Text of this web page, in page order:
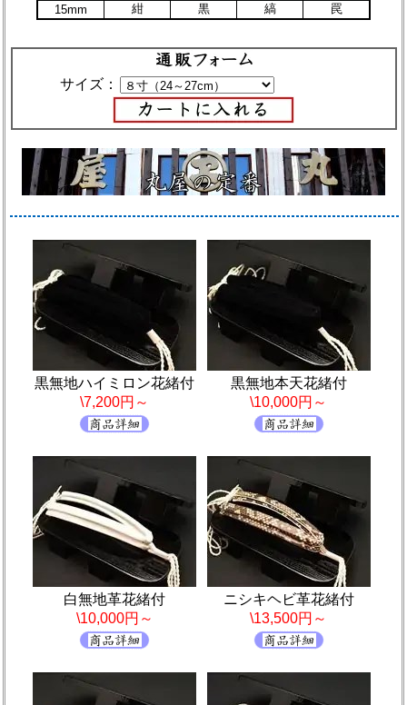
15mm
紺 黒 縞 罠
サイズ：
黒無地ハイミロン花緒付
\7,200円～
黒無地本天花緒付
\10,000円～
白無地革花緒付
\10,000円～
ニシキヘビ革花緒付
\13,500円～